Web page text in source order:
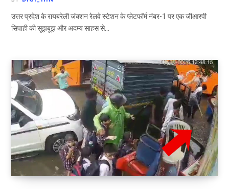
उत्तर प्रदेश के रायबरेली जंक्शन रेलवे स्टेशन के प्लेटफॉर्म नंबर-1 पर एक जीआरपी
सिपाही की सूझबूझ और अदम्य साहस से…